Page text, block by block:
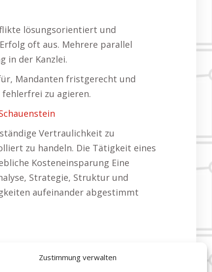
Zustimmung verwalten
lösungsorientiert und
oft aus. Mehrere parallel
in der Kanzlei.
Mandanten fristgerecht und
zu agieren.
Vertraulichkeit zu
zu handeln. Die Tätigkeit eines
Kosteneinsparung Eine
Strategie, Struktur und
aufeinander abgestimmt